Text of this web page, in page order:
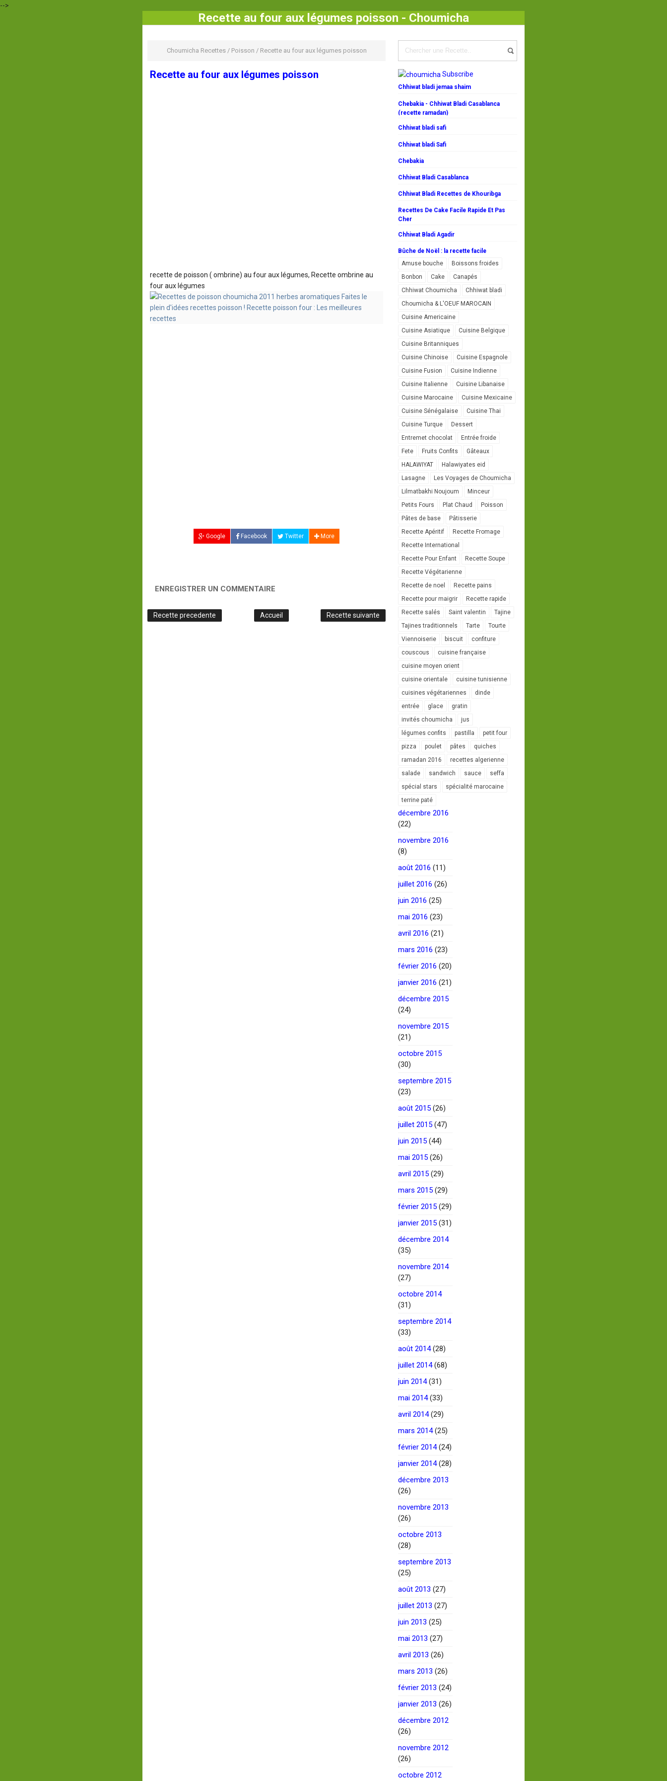
-->
Recette au four aux légumes poisson - Choumicha
Choumicha Recettes/ Poisson / Recette au four aux légumes poisson
Recette au four aux légumes poisson
recette de poisson ( ombrine) au four aux légumes, Recette ombrine au
four aux légumes
Google Facebook Twitter More
ENREGISTRER UN COMMENTAIRE
Recette precedente Recette suivante
Accueil
Subscribe
Chhiwat bladi jemaa shaim
Chebakia - Chhiwat Bladi Casablanca
(recette ramadan)
Chhiwat bladi safi
Chhiwat bladi Safi
Chebakia
Chhiwat Bladi Casablanca
Chhiwat Bladi Recettes de Khouribga
Recettes De Cake Facile Rapide Et Pas
Cher
Chhiwat Bladi Agadir
Bûche de Noël : la recette facile
Amuse bouche
Boissons froides
Bonbon
Cake
Canapés
Chhiwat Choumicha
Chhiwat bladi
Choumicha & L'OEUF MAROCAIN
Cuisine Americaine
Cuisine Asiatique
Cuisine Belgique
Cuisine Britanniques
Cuisine Chinoise
Cuisine Espagnole
Cuisine Fusion
Cuisine Indienne
Cuisine Italienne
Cuisine Libanaise
Cuisine Marocaine
Cuisine Mexicaine
Cuisine Sénégalaise
Cuisine Thai
Cuisine Turque
Dessert
Entremet chocolat
Entrée froide
Fete
Fruits Confits
Gâteaux
HALAWIYAT
Halawiyates eid
Lasagne
Les Voyages de Choumicha
Lilmatbakhi Noujoum
Minceur
Petits Fours
Plat Chaud
Poisson
Pâtes de base
Pâtisserie
Recette Apéritif
Recette Fromage
Recette International
Recette Pour Enfant
Recette Soupe
Recette Végétarienne
Recette de noel
Recette pains
Recette pour maigrir
Recette rapide
Recette salés
Saint valentin
Tajine
Tajines traditionnels
Tarte
Tourte
Viennoiserie
biscuit
confiture
couscous
cuisine française
cuisine moyen orient
cuisine orientale
cuisine tunisienne
cuisines végétariennes
dinde
entrée
glace
gratin
invités choumicha
jus
légumes confits
pastilla
petit four
pizza
poulet pâtes
quiches
ramadan 2016
recettes algerienne
salade
sandwich sauce
seffa
spécial stars
spécialité marocaine
terrine paté
décembre 2016
(22)
novembre 2016
(8)
août 2016 (11)
juillet 2016 (26)
juin 2016 (25)
mai 2016 (23)
avril 2016 (21)
mars 2016 (23)
février 2016 (20)
janvier 2016 (21)
décembre 2015
(24)
novembre 2015
(21)
octobre 2015
(30)
septembre 2015
(23)
août 2015 (26)
juillet 2015 (47)
juin 2015 (44)
mai 2015 (26)
avril 2015 (29)
mars 2015 (29)
février 2015 (29)
janvier 2015 (31)
décembre 2014
(35)
novembre 2014
(27)
octobre 2014
(31)
septembre 2014
(33)
août 2014(28)
juillet 2014(68)
juin 2014(31)
mai 2014(33)
avril 2014(29)
mars 2014(25)
février 2014(24)
janvier 2014(28)
décembre 2013
(26)
novembre 2013
(26)
octobre 2013
(28)
septembre 2013
(25)
août 2013 (27)
juillet 2013 (27)
juin 2013 (25)
mai 2013 (27)
avril 2013 (26)
mars 2013 (26)
février 2013 (24)
janvier 2013 (26)
décembre 2012
(26)
novembre 2012
(26)
octobre 2012